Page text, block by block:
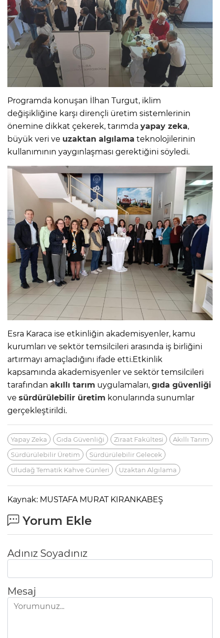
Programda konuşan İlhan Turgut, iklim
değişikliğine karşı dirençli üretim sistemlerinin
önemine dikkat çekerek, tarımda yapay zeka,
büyük veri ve uzaktan algılama teknolojilerinin
kullanımının yaygınlaşması gerektiğini söyledi.
Esra Karaca ise etkinliğin akademisyenler, kamu
kurumları ve sektör temsilcileri arasında iş birliğini
artırmayı amaçladığını ifade etti.Etkinlik
kapsamında akademisyenler ve sektör temsilcileri
tarafından akıllı tarım uygulamaları, gıda güvenliği
ve sürdürülebilir üretim konularında sunumlar
gerçekleştirildi.
Yapay Zeka Gıda Güvenliği Ziraat Fakültesi
Akıllı Tarım
Sürdürülebilir Üretim
Sürdürülebilir Gelecek
Uludağ Tematik Kahve Günleri
Uzaktan Algılama
Kaynak: MUSTAFA MURAT KIRANKABEŞ
Yorum Ekle
Adınız Soyadınız
Mesaj